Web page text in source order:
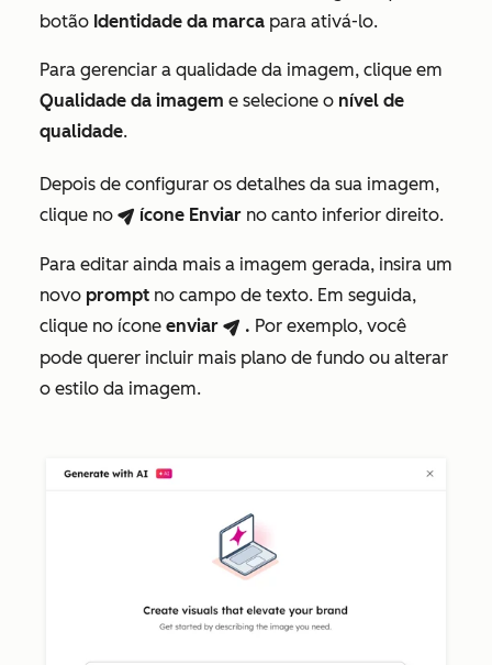
botão Identidade da marca para ativá-lo.
Para gerenciar a qualidade da imagem, clique em
Qualidade da imagem e selecione o nível de
qualidade.
Depois de configurar os detalhes da sua imagem,
clique no breezeSendIcon ícone Enviar no canto inferior direito.
Para editar ainda mais a imagem gerada, insira um
novo prompt no campo de texto. Em seguida,
clique no ícone enviar breezeSendIcon . Por exemplo, você
pode querer incluir mais plano de fundo ou alterar
o estilo da imagem.